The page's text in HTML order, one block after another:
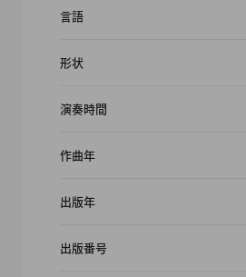
言語
形状
演奏時間
作曲年
出版年
出版番号